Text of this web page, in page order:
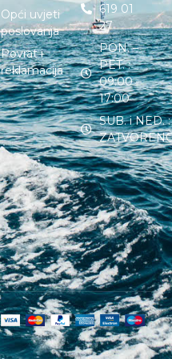
Opći uvjeti
poslovanja
Povrat i
reklamacija
619 01
27
PON. –
PET. :
09:00 –
17:00
SUB. i NED. :